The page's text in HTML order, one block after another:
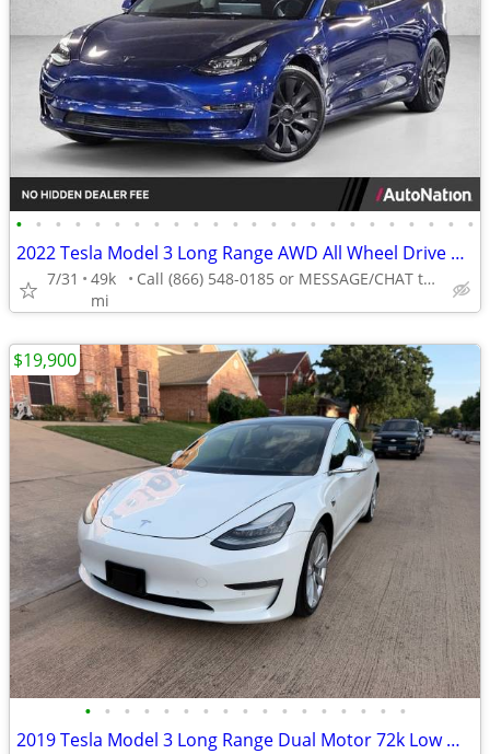
• • • • • • • • • • • • • • • • • • • • • • • •
2022 Tesla Model 3 Long Range AWD All Wheel Drive Electric AUTONATION
7/31
49k
mi
Call (866) 548-0185 or MESSAGE/CHAT to confirm availability
• • • • • • • • • • • • • • • • •
2019 Tesla Model 3 Long Range Dual Motor 72k Low Miles Excellent Condition
$19,900